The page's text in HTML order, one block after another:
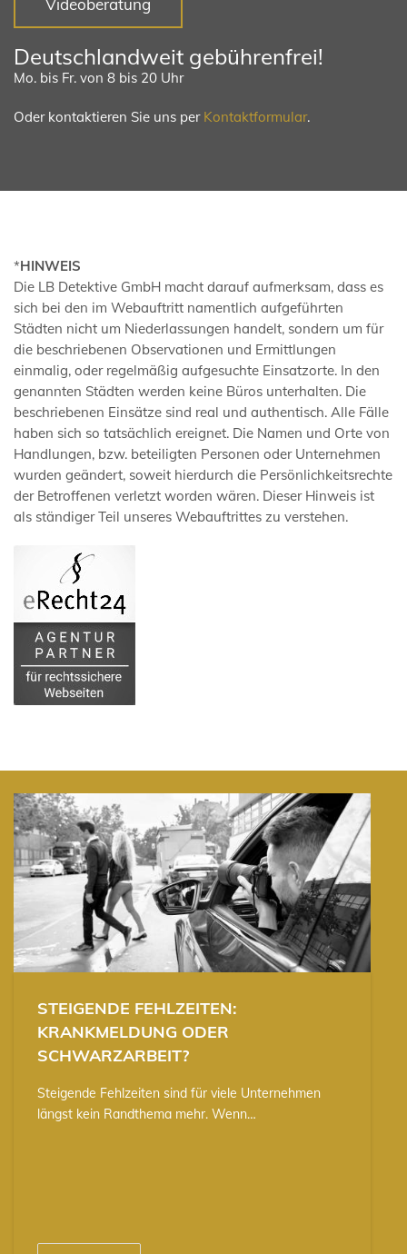
Videoberatung
Deutschlandweit gebührenfrei!
Mo. bis Fr. von 8 bis 20 Uhr
Oder kontaktieren Sie uns per Kontaktformular.
*HINWEIS
Die LB Detektive GmbH macht darauf aufmerksam, dass es
sich bei den im Webauftritt namentlich aufgeführten
Städten nicht um Niederlassungen handelt, sondern um für
die beschriebenen Observationen und Ermittlungen
einmalig, oder regelmäßig aufgesuchte Einsatzorte. In den
genannten Städten werden keine Büros unterhalten. Die
beschriebenen Einsätze sind real und authentisch. Alle Fälle
haben sich so tatsächlich ereignet. Die Namen und Orte von
Handlungen, bzw. beteiligten Personen oder Unternehmen
wurden geändert, soweit hierdurch die Persönlichkeitsrechte
der Betroffenen verletzt worden wären. Dieser Hinweis ist
als ständiger Teil unseres Webauftrittes zu verstehen.
STEIGENDE FEHLZEITEN:
KRANKMELDUNG ODER
SCHWARZARBEIT?
Steigende Fehlzeiten sind für viele Unternehmen
längst kein Randthema mehr. Wenn…